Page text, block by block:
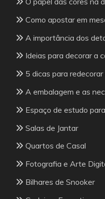
Como apostar em
A importância dos
Ideias para decorar a
5 dicas para
A embalagem e as
Espaço de estudo
Salas de Jantar
Quartos de Casal
Fotografia e Arte
Bilhares de Snooker